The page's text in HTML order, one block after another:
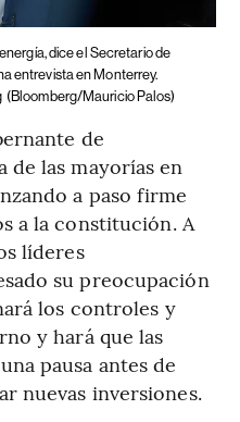
dice el Secretario de
entrevista en Monterrey.
(Bloomberg/Mauricio Palos)
de
de las mayorías en
a paso firme
a la constitución. A
líderes
su preocupación
los controles y
y hará que las
pausa antes de
nuevas inversiones.